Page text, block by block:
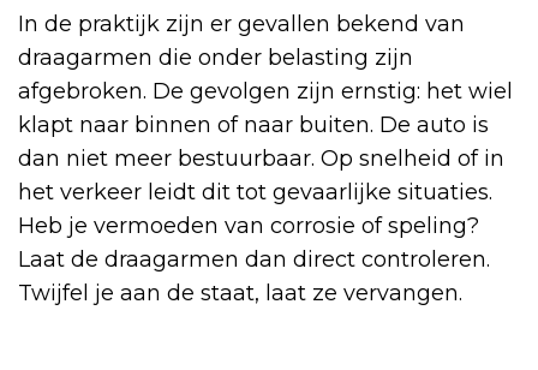
In de praktijk zijn er gevallen bekend van
draagarmen die onder belasting zijn
afgebroken. De gevolgen zijn ernstig: het wiel
klapt naar binnen of naar buiten. De auto is
dan niet meer bestuurbaar. Op snelheid of in
het verkeer leidt dit tot gevaarlijke situaties.
Heb je vermoeden van corrosie of speling?
Laat de draagarmen dan direct controleren.
Twijfel je aan de staat, laat ze vervangen.